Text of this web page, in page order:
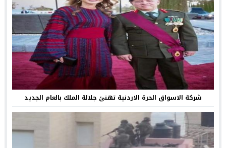
شركة الاسواق الحرة الاردنية تهنئ جلالة الملك بالعام الجديد